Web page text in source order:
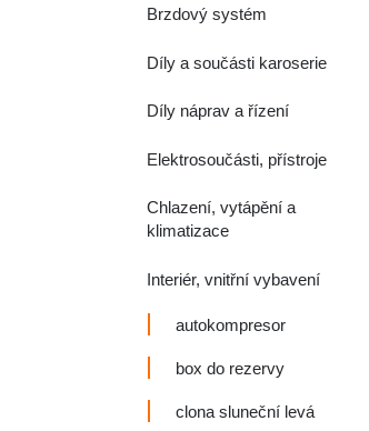
Brzdový systém
Díly a součásti karoserie
Díly náprav a řízení
Elektrosoučásti, přístroje
Chlazení, vytápění a
klimatizace
Interiér, vnitřní vybavení
autokompresor
box do rezervy
clona sluneční levá